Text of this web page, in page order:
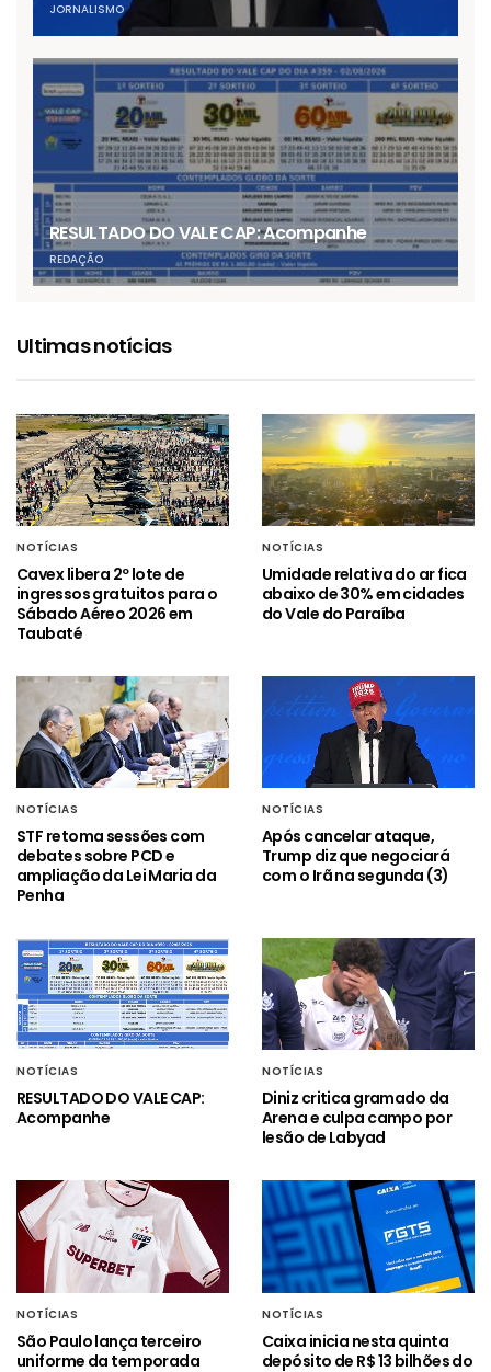
JORNALISMO
RESULTADO DO VALE CAP: Acompanhe
REDAÇÃO
Ultimas notícias
NOTÍCIAS
Cavex libera 2º lote de
ingressos gratuitos para o
Sábado Aéreo 2026 em
Taubaté
NOTÍCIAS
Umidade relativa do ar fica
abaixo de 30% em cidades
do Vale do Paraíba
NOTÍCIAS
STF retoma sessões com
debates sobre PCD e
ampliação da Lei Maria da
Penha
NOTÍCIAS
Após cancelar ataque,
Trump diz que negociará
com o Irã na segunda (3)
NOTÍCIAS
RESULTADO DO VALE CAP:
Acompanhe
NOTÍCIAS
Diniz critica gramado da
Arena e culpa campo por
lesão de Labyad
NOTÍCIAS
São Paulo lança terceiro
uniforme da temporada
NOTÍCIAS
Caixa inicia nesta quinta
depósito de R$ 13 bilhões do